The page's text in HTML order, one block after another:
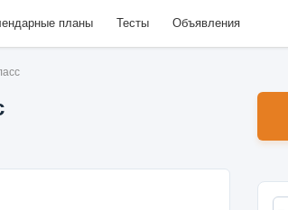
планы Тесты Объявления